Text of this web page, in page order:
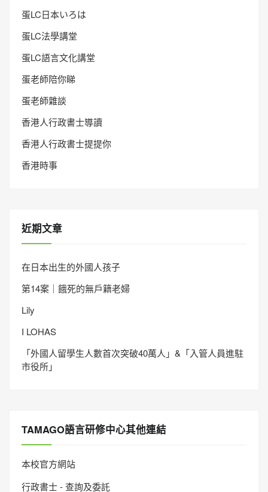
蛋LC日本いろは
蛋LC法學講堂
蛋LC語言文化講堂
蛋老師陪你睇
蛋老師雜談
香港人行政書士導讀
香港人行政書士提提你
香港時事
近期文章
在日本出生的外國人孩子
第14案｜餓死的無戶籍老婦
Lily
I LOHAS
「外國人留學生人數首次突破40萬人」&「入管人員進駐
市役所」
TAMAGO語言研修中心其他連結
本校官方網站
行政書士 - 查詢及委託